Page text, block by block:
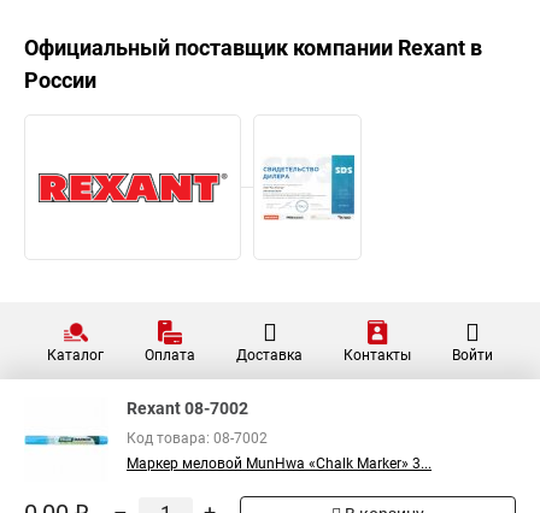
Официальный поставщик компании Rexant в
России
Каталог Оплата Доставка Контакты Войти
Rexant 08-7002
Код товара: 08-7002
Маркер меловой MunHwa «Chalk Marker» 3...